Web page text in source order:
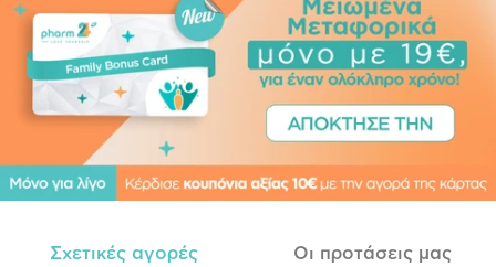
Σχετικές αγορές Οι προτάσεις μας